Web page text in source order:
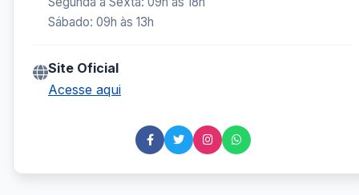
Sábado: 09h às 13h
Site Oficial
Acesse aqui